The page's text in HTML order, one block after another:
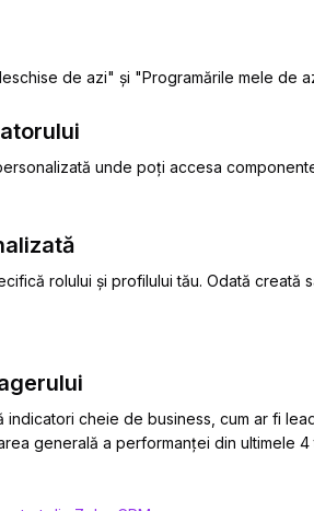
de azi" și "Programările mele de
unde poți accesa
rolului și profilului tău. Odată creată
indicatori cheie de business, cum ar fi
generală a performanței din ultimele